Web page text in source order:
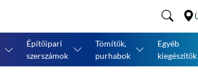
Építőipari
szerszámok
Tömítők,
purhabok
Egyéb
kiegészítők